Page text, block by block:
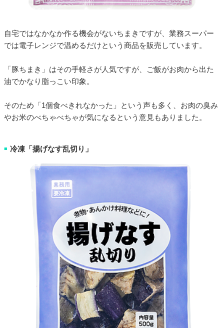
自宅ではなかなか作る機会がないちまきですが、業務スーパー
では電子レンジで温めるだけという商品を販売しています。
「豚ちまき」はその手軽さが人気ですが、ご飯がお肉から出た
油でかなり脂っこい印象。
そのため「1個食べきれなかった」という声も多く、お肉の臭み
やお米のべちゃべちゃが気になるという意見もありました。
■ 冷凍「揚げなす乱切り」